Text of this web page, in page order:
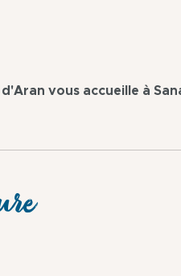
vous accueille à